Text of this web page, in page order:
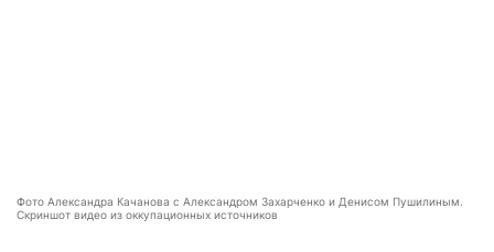
Фото Александра Качанова с Александром Захарченко и Денисом Пушилиным.
Скриншот видео из оккупационных источников